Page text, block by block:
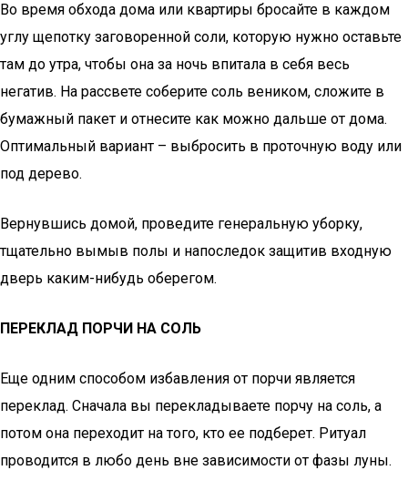
Во время обхода дома или квартиры бросайте в каждом
углу щепотку заговоренной соли, которую нужно оставьте
там до утра, чтобы она за ночь впитала в себя весь
негатив. На рассвете соберите соль веником, сложите в
бумажный пакет и отнесите как можно дальше от дома.
Оптимальный вариант – выбросить в проточную воду или
под дерево.
Вернувшись домой, проведите генеральную уборку,
тщательно вымыв полы и напоследок защитив входную
дверь каким-нибудь оберегом.
ПЕРЕКЛАД ПОРЧИ НА СОЛЬ
Еще одним способом избавления от порчи является
переклад. Сначала вы перекладываете порчу на соль, а
потом она переходит на того, кто ее подберет. Ритуал
проводится в любо день вне зависимости от фазы луны.